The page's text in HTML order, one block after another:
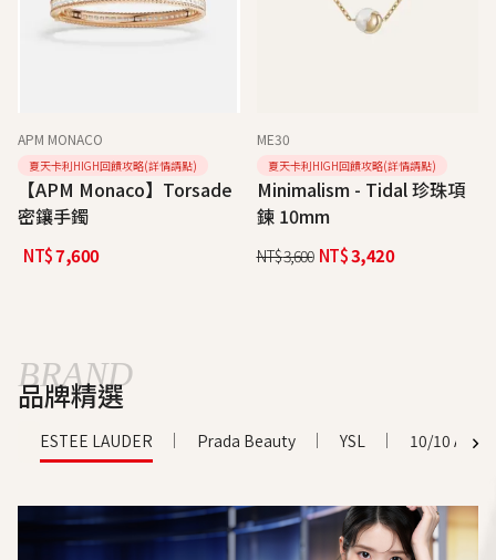
APM MONACO
夏天卡利HIGH回饋攻略(詳情請點)
【APM Monaco】Torsade
密鑲手鐲
NT$7,600
ME30
夏天卡利HIGH回饋攻略(詳情請點)
Minimalism - Tidal 珍珠項
鍊 10mm
NT$3,600 NT$3,420
品牌精選
BRAND
ESTEE LAUDER Prada Beauty YSL 10/10